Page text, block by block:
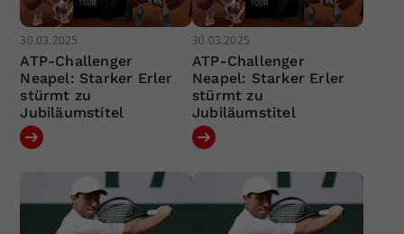
30.03.2025
ATP-Challenger
Neapel: Starker Erler
stürmt zu
Jubiläumstitel
30.03.2025
ATP-Challenger
Neapel: Starker Erler
stürmt zu
Jubiläumstitel